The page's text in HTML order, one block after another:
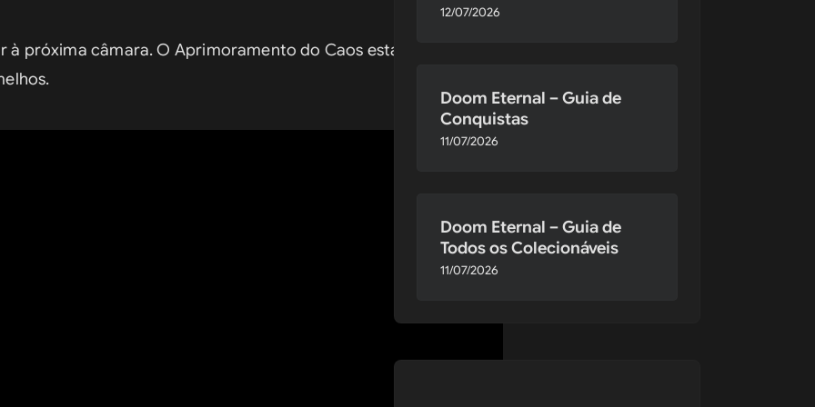
próxima câmara. O Aprimoramento do Caos estará ao lado de
12/07/2026
Doom Eternal – Guia de
Conquistas
11/07/2026
Doom Eternal – Guia de
Todos os Colecionáveis
11/07/2026